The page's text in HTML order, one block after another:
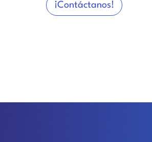
¡Contáctanos!